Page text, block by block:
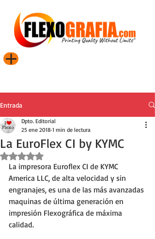
Entrada
La EuroFlex CI by KYMC
Dpto. Editorial
25 ene 2018 1 min de lectura
Obtuvo NaN de 5 estrellas.
La impresora Euroflex CI de KYMC
America LLC, de alta velocidad y sin
engranajes, es una de las más avanzadas
maquinas de última generación en
impresión Flexográfica de máxima
calidad.